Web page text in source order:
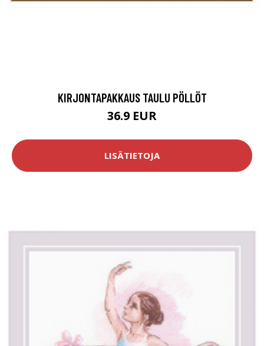
KIRJONTAPAKKAUS TAULU PÖLLÖT
36.9 EUR
LISÄTIETOJA